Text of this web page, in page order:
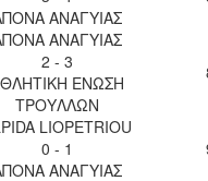
ΑΝΑΓΥΙΑΣ
ΑΝΑΓΥΙΑΣ
2 - 3
ΕΝΩΣΗ
ΤΡΟΥΛΛΩΝ
LIOPETRIOU
0 - 1
ΑΝΑΓΥΙΑΣ